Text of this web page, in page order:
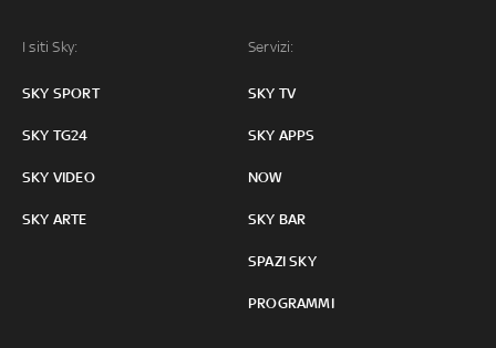
I siti Sky:
SKY SPORT
SKY TG24
SKY VIDEO
SKY ARTE
Servizi:
SKY TV
SKY APPS
NOW
SKY BAR
SPAZI SKY
PROGRAMMI